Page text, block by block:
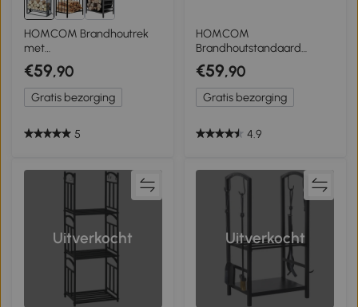
HOMCOM Brandhoutrek
met
openhaardgereedschap
verhoogde
brandhoutplank stalen
brandhoutplank
€59,90
Gratis bezorging
5
HOMCOM
Brandhoutstandaard
brandhoutopslag
brandhoutrek
brandhouthouder 100 kg
staal zwart 40 L x 25 B x
€59,90
Gratis bezorging
4.9
Uitverkocht Uitverkocht